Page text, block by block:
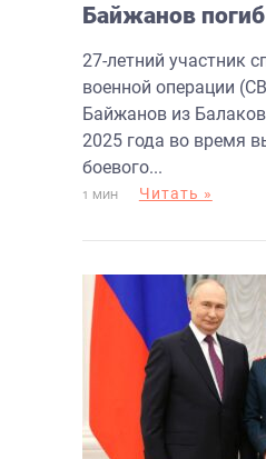
Байжанов
27-летний участник
военной операции
Байжанов из
2025 года во время
боевого...
1 МИН Читать »